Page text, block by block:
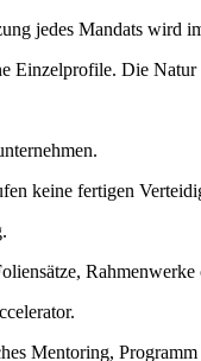
jedes Mandats wird
Einzelprofile. Die Natur
keine fertigen
Mentoring,